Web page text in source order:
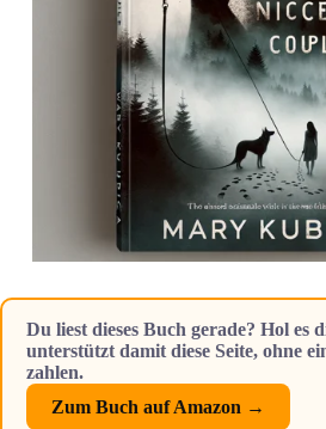
Du liest dieses Buch gerade? Hol
unterstützt damit diese Seite, ohne
zahlen.
Zum Buch auf Amazon →